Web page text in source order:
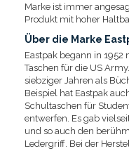
Marke ist immer
Produkt mit hoher
Über die Marke
Eastpak begann in
Taschen für die US
siebziger Jahren als
Beispiel hat Eastpak
Schultaschen für
entwerfen. Es gab
und so auch den
Ledergriff. Bei der